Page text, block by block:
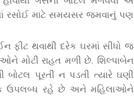
રસોઈ માટે સમયસર જમવાનું પણ
થવાથી દરેક ઘરમાં સીધો જ
મોટી રાહત મળી છે. શિલ્પાબેન
પૂરતી ન પડતી ત્યારે ઘણી
ઉપલબ્ધ રહે છે અને મહિલાઓને